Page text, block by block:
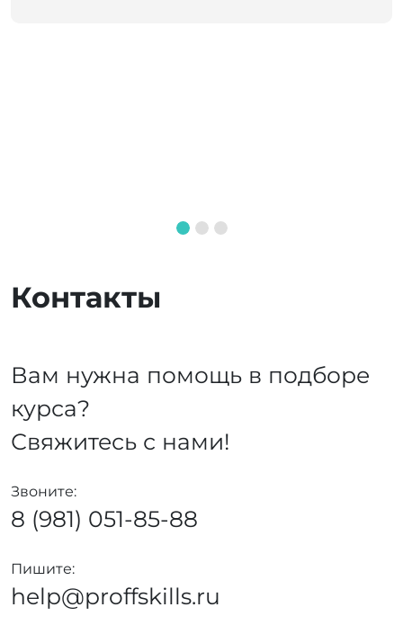
Контакты
Вам нужна помощь в подборе
курса?
Свяжитесь с нами!
Звоните:
8 (981) 051-85-88
Пишите:
help@proffskills.ru